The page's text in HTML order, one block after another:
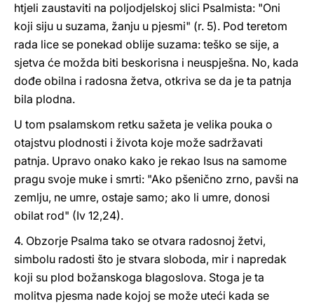
htjeli zaustaviti na poljodjelskoj slici Psalmista: "Oni
koji siju u suzama, žanju u pjesmi" (r. 5). Pod teretom
rada lice se ponekad oblije suzama: teško se sije, a
sjetva će možda biti beskorisna i neuspješna. No, kada
dođe obilna i radosna žetva, otkriva se da je ta patnja
bila plodna.
U tom psalamskom retku sažeta je velika pouka o
otajstvu plodnosti i života koje može sadržavati
patnja. Upravo onako kako je rekao Isus na samome
pragu svoje muke i smrti: "Ako pšenično zrno, pavši na
zemlju, ne umre, ostaje samo; ako li umre, donosi
obilat rod" (Iv 12,24).
4. Obzorje Psalma tako se otvara radosnoj žetvi,
simbolu radosti što je stvara sloboda, mir i napredak
koji su plod božanskoga blagoslova. Stoga je ta
molitva pjesma nade kojoj se može uteći kada se